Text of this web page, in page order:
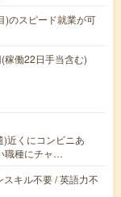
)のスピード就業が可
働22日手当含む)
近くにコンビニあ
職種にチャ…
キル不要 / 英語力不